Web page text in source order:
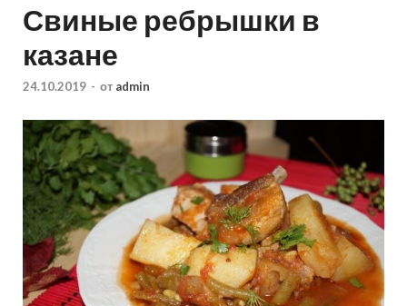
Свиные ребрышки в
казане
24.10.2019 - от admin